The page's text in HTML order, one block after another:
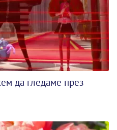
да гледаме през